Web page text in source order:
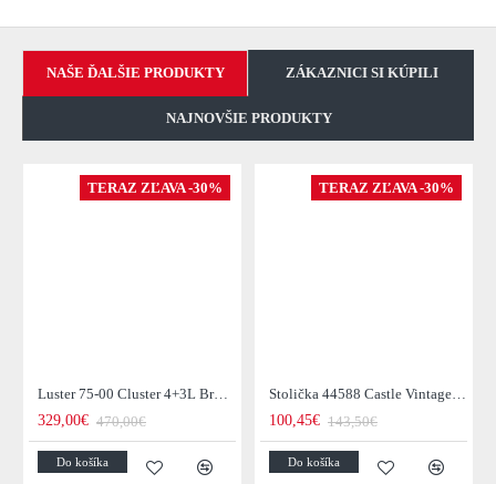
NAŠE ĎALŠIE PRODUKTY ZÁKAZNICI SI KÚPILI
NAJNOVŠIE PRODUKTY
TERAZ ZĽAVA -30%
Luster 75-00 Cluster 4+3L Brown + Jantar Glass
329,00€ 470,00€
Do košíka
TERAZ ZĽAVA -30%
Stolička 44588 Castle Vintage Black
100,45€ 143,50€
Do košíka